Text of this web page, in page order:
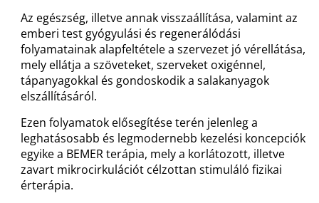
Az egészség, illetve annak visszaállítása, valamint az
emberi test gyógyulási és regenerálódási
folyamatainak alapfeltétele a szervezet jó vérellátása,
mely ellátja a szöveteket, szerveket oxigénnel,
tápanyagokkal és gondoskodik a salakanyagok
elszállításáról.
Ezen folyamatok elősegítése terén jelenleg a
leghatásosabb és legmodernebb kezelési koncepciók
egyike a BEMER terápia, mely a korlátozott, illetve
zavart mikrocirkulációt célzottan stimuláló fizikai
érterápia.